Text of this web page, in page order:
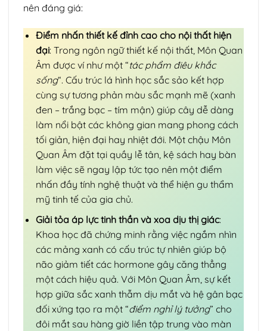
nên đáng giá:
Điểm nhấn thiết kế đỉnh cao cho nội thất hiện
đại: Trong ngôn ngữ thiết kế nội thất, Môn Quan
Âm được ví như một “tác phẩm điêu khắc
sống“. Cấu trúc lá hình học sắc sảo kết hợp
cùng sự tương phản màu sắc mạnh mẽ (xanh
đen – trắng bạc – tím mận) giúp cây dễ dàng
làm nổi bật các không gian mang phong cách
tối giản, hiện đại hay nhiệt đới. Một chậu Môn
Quan Âm đặt tại quầy lễ tân, kệ sách hay bàn
làm việc sẽ ngay lập tức tạo nên một điểm
nhấn đầy tính nghệ thuật và thể hiện gu thẩm
mỹ tinh tế của gia chủ.
Giải tỏa áp lực tinh thần và xoa dịu thị giác:
Khoa học đã chứng minh rằng việc ngắm nhìn
các mảng xanh có cấu trúc tự nhiên giúp bộ
não giảm tiết các hormone gây căng thẳng
một cách hiệu quả. Với Môn Quan Âm, sự kết
hợp giữa sắc xanh thẫm dịu mắt và hệ gân bạc
đối xứng tạo ra một “điểm nghỉ lý tưởng” cho
đôi mắt sau hàng giờ liền tập trung vào màn